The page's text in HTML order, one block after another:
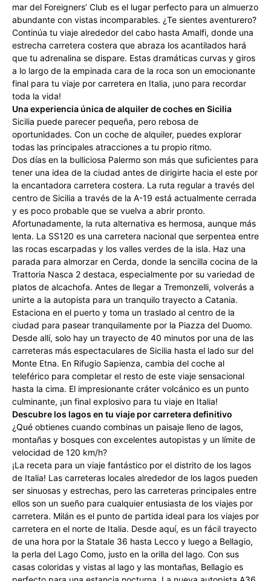
mar del Foreigners’ Club es el lugar perfecto para un almuerzo
abundante con vistas incomparables. ¿Te sientes aventurero?
Continúa tu viaje alrededor del cabo hasta Amalfi, donde una
estrecha carretera costera que abraza los acantilados hará
que tu adrenalina se dispare. Estas dramáticas curvas y giros
a lo largo de la empinada cara de la roca son un emocionante
final para tu viaje por carretera en Italia, ¡uno para recordar
toda la vida!
Una experiencia única de alquiler de coches en Sicilia
Sicilia puede parecer pequeña, pero rebosa de
oportunidades. Con un coche de alquiler, puedes explorar
todas las principales atracciones a tu propio ritmo.
Dos días en la bulliciosa Palermo son más que suficientes para
tener una idea de la ciudad antes de dirigirte hacia el este por
la encantadora carretera costera. La ruta regular a través del
centro de Sicilia a través de la A-19 está actualmente cerrada
y es poco probable que se vuelva a abrir pronto.
Afortunadamente, la ruta alternativa es hermosa, aunque más
lenta. La SS120 es una carretera nacional que serpentea entre
las rocas escarpadas y los valles verdes de la isla. Haz una
parada para almorzar en Cerda, donde la sencilla cocina de la
Trattoria Nasca 2 destaca, especialmente por su variedad de
platos de alcachofa. Antes de llegar a Tremonzelli, volverás a
unirte a la autopista para un tranquilo trayecto a Catania.
Estaciona en el puerto y toma un traslado al centro de la
ciudad para pasear tranquilamente por la Piazza del Duomo.
Desde allí, solo hay un trayecto de 40 minutos por una de las
carreteras más espectaculares de Sicilia hasta el lado sur del
Monte Etna. En Rifugio Sapienza, cambia del coche al
teleférico para completar el resto de este viaje sensacional
hasta la cima. El impresionante cráter volcánico es un punto
culminante, ¡un final explosivo para tu viaje en Italia!
Descubre los lagos en tu viaje por carretera definitivo
¿Qué obtienes cuando combinas un paisaje lleno de lagos,
montañas y bosques con excelentes autopistas y un límite de
velocidad de 120 km/h?
¡La receta para un viaje fantástico por el distrito de los lagos
de Italia! Las carreteras locales alrededor de los lagos pueden
ser sinuosas y estrechas, pero las carreteras principales entre
ellos son un sueño para cualquier entusiasta de los viajes por
carretera. Milán es el punto de partida ideal para los viajes por
carretera en el norte de Italia. Desde aquí, es un fácil trayecto
de una hora por la Statale 36 hasta Lecco y luego a Bellagio,
la perla del Lago Como, justo en la orilla del lago. Con sus
casas coloridas y vistas al lago y las montañas, Bellagio es